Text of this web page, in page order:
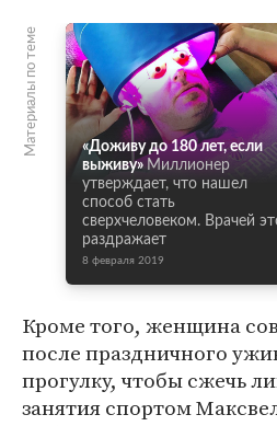
Материалы по теме
«Доживу до 180 лет, если
выживу» Миллионер
утверждает, что нашел
способ стать
сверхчеловеком. Врачей
раздражает
8 февраля 2019
Кроме того, женщина
после праздничного
прогулку, чтобы сжечь
занятия спортом